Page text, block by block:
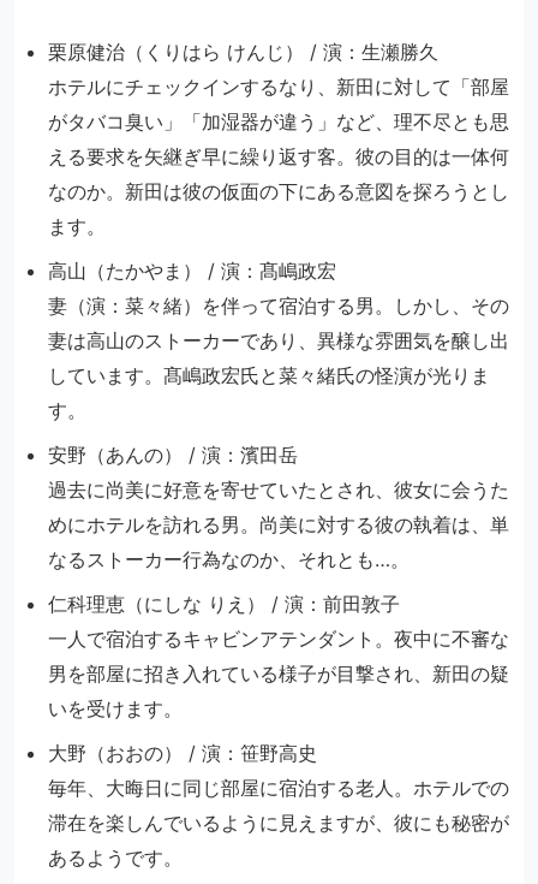
栗原健治（くりはら けんじ） / 演：生瀬勝久
ホテルにチェックインするなり、新田に対して「部屋
がタバコ臭い」「加湿器が違う」など、理不尽とも思
える要求を矢継ぎ早に繰り返す客。彼の目的は一体何
なのか。新田は彼の仮面の下にある意図を探ろうとし
ます。
高山（たかやま） / 演：髙嶋政宏
妻（演：菜々緒）を伴って宿泊する男。しかし、その
妻は高山のストーカーであり、異様な雰囲気を醸し出
しています。髙嶋政宏氏と菜々緒氏の怪演が光りま
す。
安野（あんの） / 演：濱田岳
過去に尚美に好意を寄せていたとされ、彼女に会うた
めにホテルを訪れる男。尚美に対する彼の執着は、単
なるストーカー行為なのか、それとも…。
仁科理恵（にしな りえ） / 演：前田敦子
一人で宿泊するキャビンアテンダント。夜中に不審な
男を部屋に招き入れている様子が目撃され、新田の疑
いを受けます。
大野（おおの） / 演：笹野高史
毎年、大晦日に同じ部屋に宿泊する老人。ホテルでの
滞在を楽しんでいるように見えますが、彼にも秘密が
あるようです。